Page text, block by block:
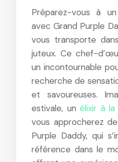
Préparez-vous à
avec Grand Purple
vous transporte
juteux. Ce chef-
un incontournable
recherche de
et savoureuses.
estivale, unélixir à
vous approcherez
Purple Daddy, qui
référence dans le